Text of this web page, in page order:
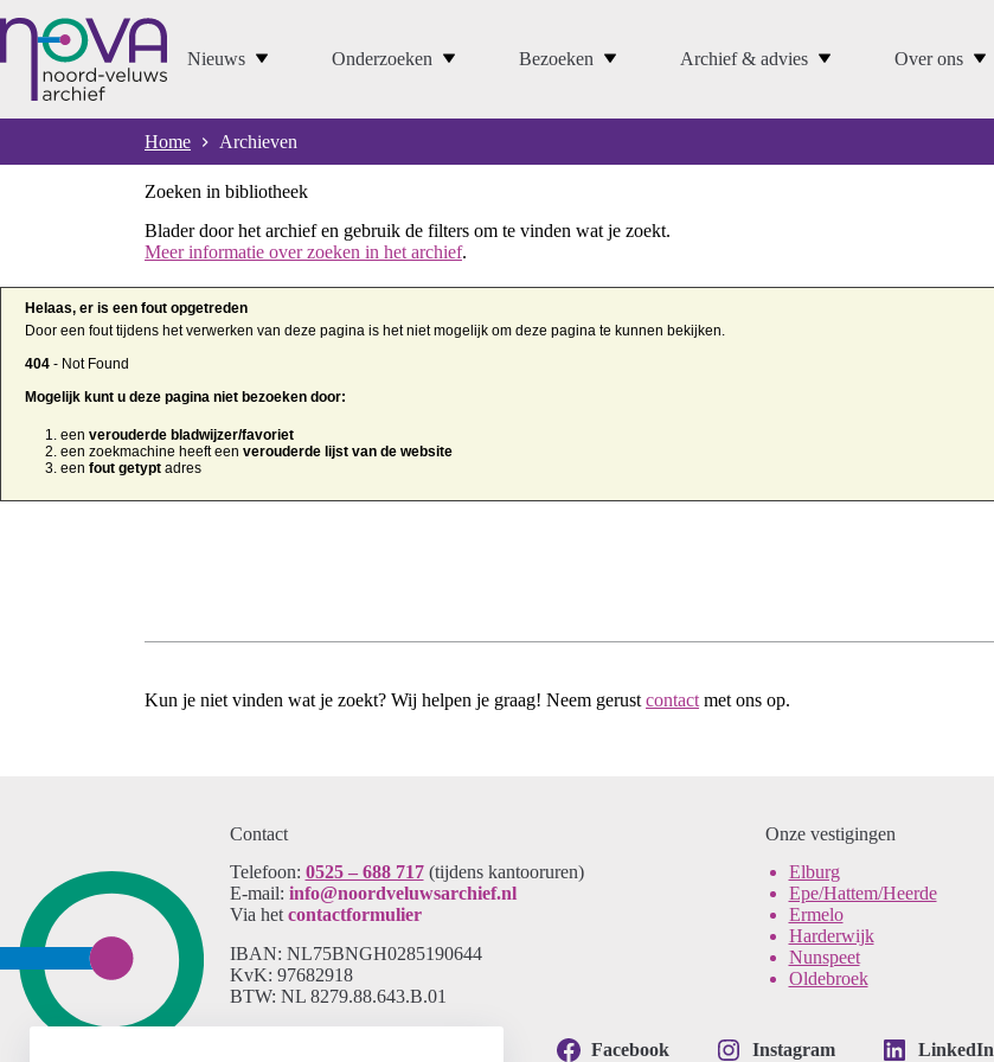
naar
inhoud
Nieuws Onderzoeken Bezoeken Archief & advies Over ons
Home
Archieven
Zoeken in bibliotheek
Blader door het archief en gebruik de filters om te vinden wat je zoekt.
Meer informatie over zoeken in het archief.
Helaas, er is een fout opgetreden
Door een fout tijdens het verwerken van deze pagina is het niet mogelijk om deze pagina te kunnen bekijken.
404 - Not Found
Mogelijk kunt u deze pagina niet bezoeken door:
een verouderde bladwijzer/favoriet
een zoekmachine heeft een verouderde lijst van de website
een fout getypt adres
Kun je niet vinden wat je zoekt? Wij helpen je graag! Neem gerust contact met ons op.
Contact
Telefoon: 0525 – 688 717 (tijdens kantooruren)
E-mail: info@noordveluwsarchief.nl
Via het contactformulier
IBAN: NL75BNGH0285190644
KvK: 97682918
BTW: NL 8279.88.643.B.01
Onze vestigingen
Elburg
Epe/Hattem/Heerde
Ermelo
Harderwijk
Nunspeet
Oldebroek
Facebook Instagram LinkedIn